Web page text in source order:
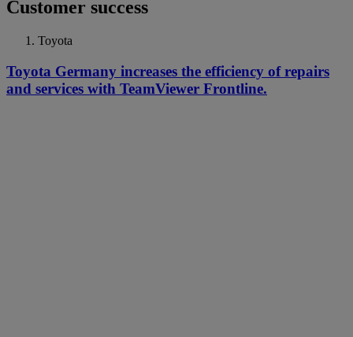
Customer success
Toyota
Toyota Germany increases the efficiency of repairs
and services with TeamViewer Frontline.